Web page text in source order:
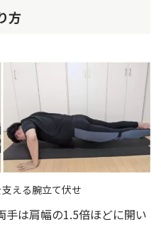
方
える腕立て伏せ
手は肩幅の1.5倍ほどに開い